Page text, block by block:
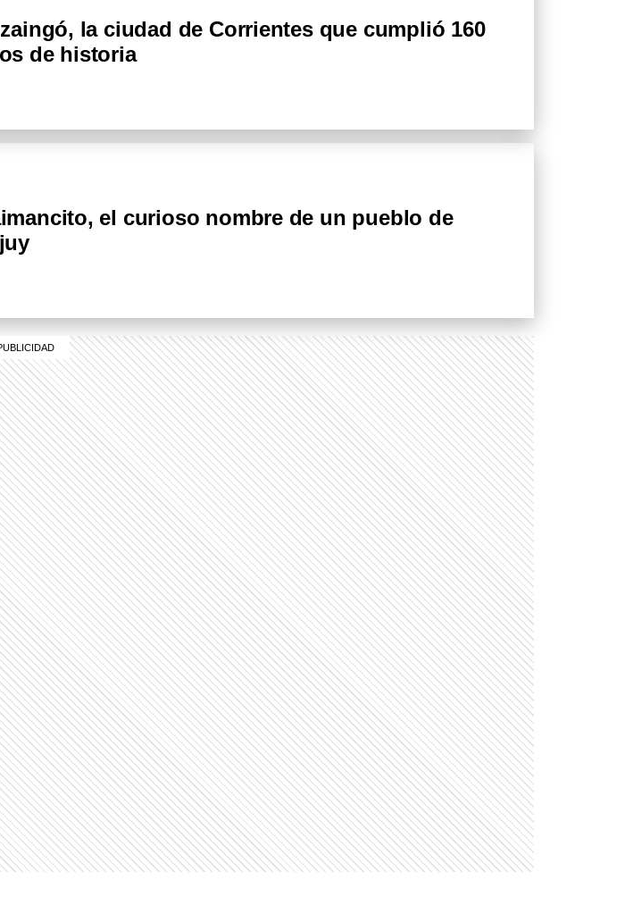
la ciudad de Corrientes que cumplió 160
de historia
el curioso nombre de un pueblo de